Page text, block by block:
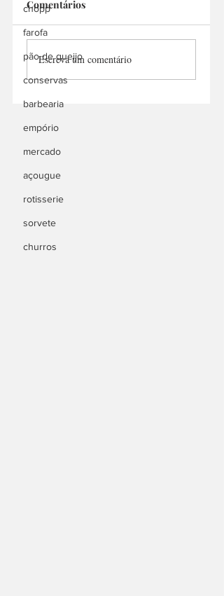
chopp
farofa
pão de queijo
conservas
barbearia
empório
mercado
açougue
rotisserie
sorvete
churros
H.S SALGADOS
Comentários
Escreva um comentário